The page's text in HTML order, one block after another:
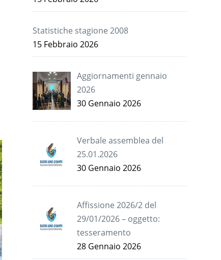
Statistiche stagione 2008
15 Febbraio 2026
Aggiornamenti gennaio
2026
30 Gennaio 2026
Verbale assemblea del
25.01.2026
30 Gennaio 2026
Affissione 2026/2 del
29/01/2026 – oggetto:
tesseramento
28 Gennaio 2026